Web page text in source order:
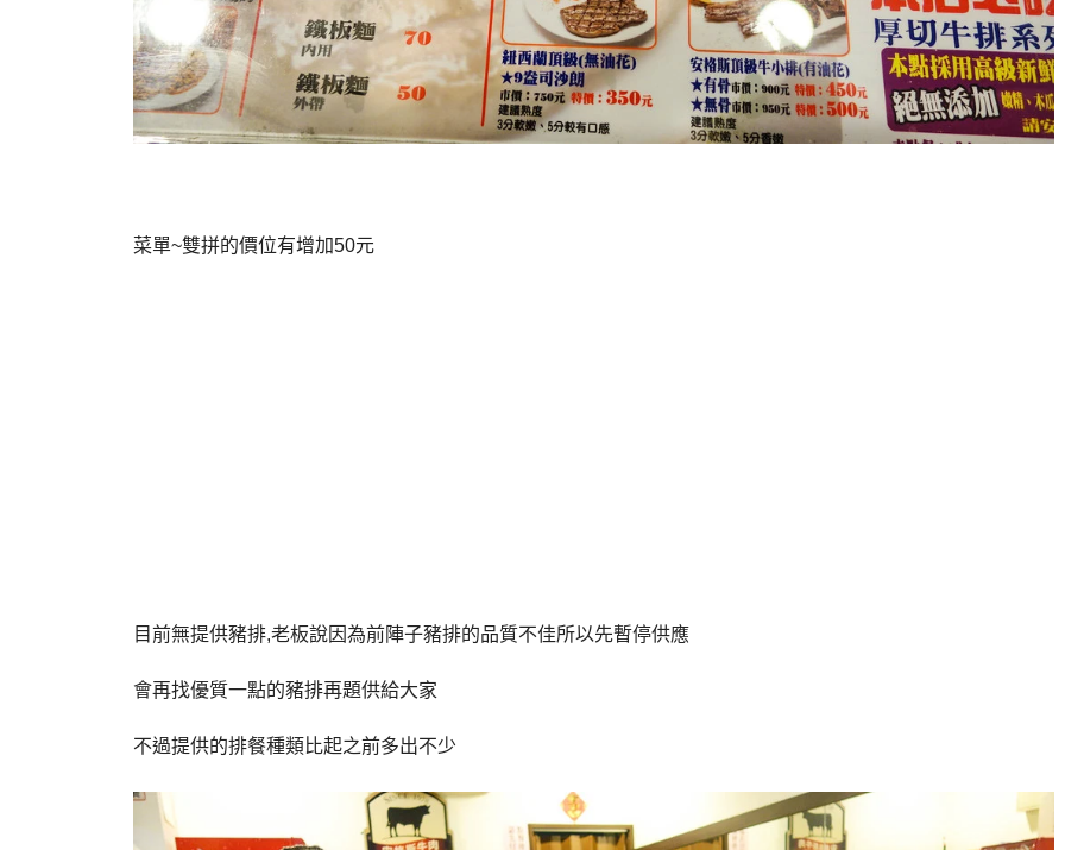
菜單~雙拼的價位有增加50元
目前無提供豬排,老板說因為前陣子豬排的品質不佳所以先暫停供應
會再找優質一點的豬排再題供給大家
不過提供的排餐種類比起之前多出不少